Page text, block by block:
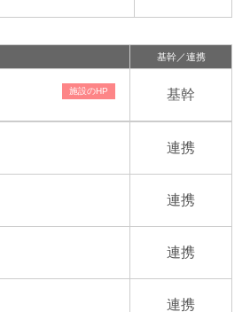
基幹／連携
基幹
連携
連携
連携
連携